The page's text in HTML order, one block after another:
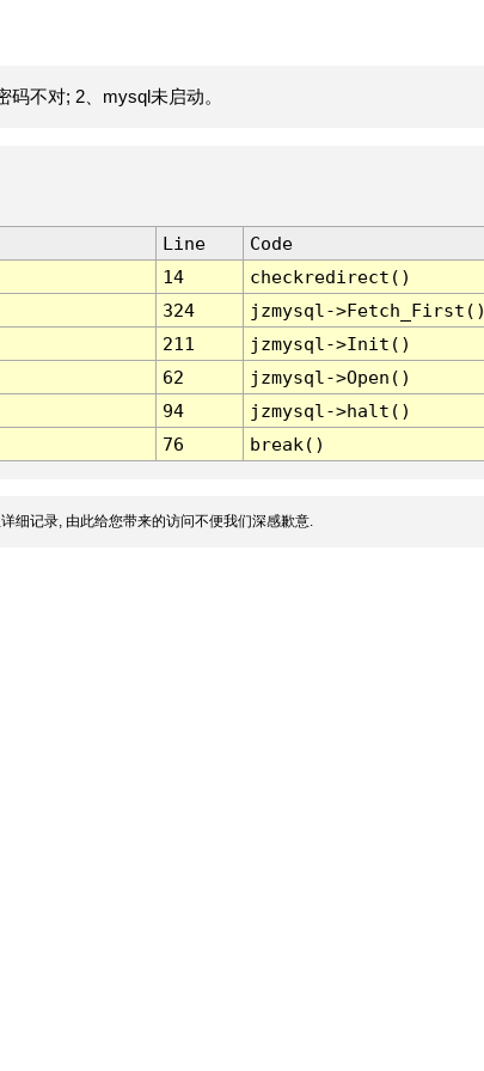
不对; 2、mysql未启动。
Line
Code
14
checkredirect()
324
jzmysql-
211
jzmysql->Init()
62
jzmysql->Open()
94
jzmysql->halt()
76 break()
细记录, 由此给您带来的访问不便我们深感歉意.